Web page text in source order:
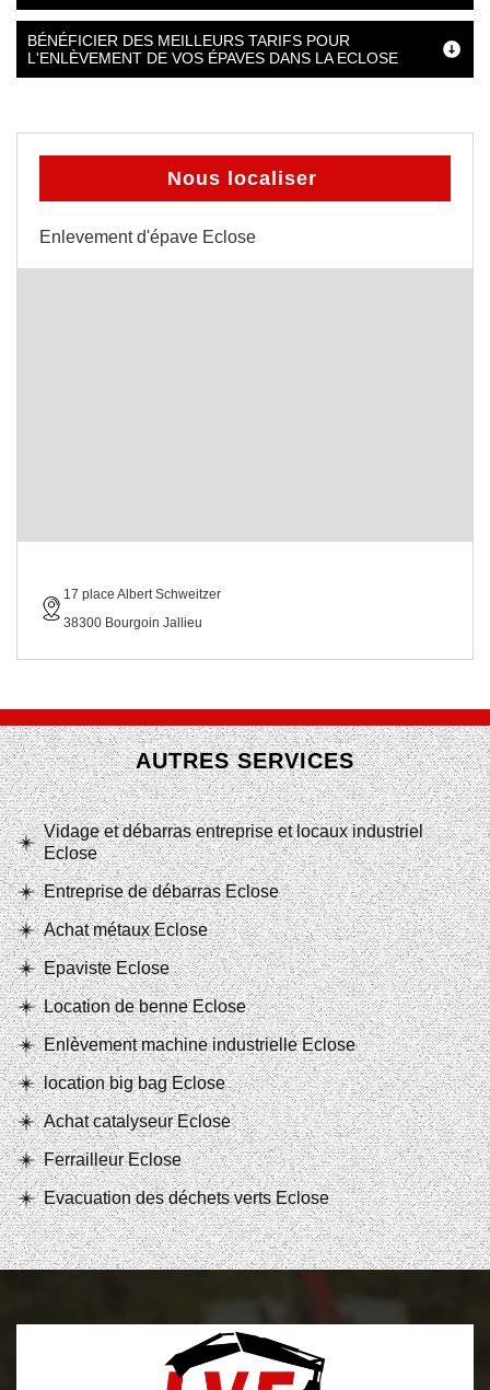
BÉNÉFICIER DES MEILLEURS TARIFS POUR
L'ENLÈVEMENT DE VOS ÉPAVES DANS LA ECLOSE
Nous localiser
Enlevement d'épave Eclose
17 place Albert Schweitzer
38300 Bourgoin Jallieu
AUTRES SERVICES
Vidage et débarras entreprise et locaux industriel
Eclose
Entreprise de débarras Eclose
Achat métaux Eclose
Epaviste Eclose
Location de benne Eclose
Enlèvement machine industrielle Eclose
location big bag Eclose
Achat catalyseur Eclose
Ferrailleur Eclose
Evacuation des déchets verts Eclose